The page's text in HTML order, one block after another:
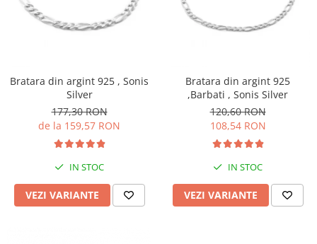
INELE
ACE DE CRAVATA
BRATARI PENTRU PICIOR
BUTONI
INELE
LANTURI TIP ROZARIU
Bratara din argint 925 , Sonis
Silver
177,30 RON
de la 159,57 RON
IN STOC
VEZI VARIANTE
Bratara din argint 925
,Barbati , Sonis Silver
120,60 RON
108,54 RON
IN STOC
VEZI VARIANTE